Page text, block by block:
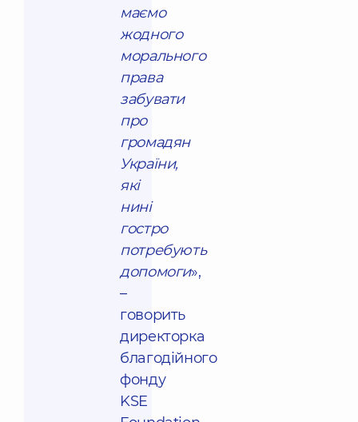
маємо
жодного
морального
права
забувати
про
громадян
України,
які
нині
гостро
потребують
допомоги»,
–
говорить
директорка
благодійного
фонду
KSE